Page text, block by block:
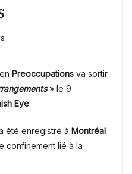
Preoccupations va sortir
» le 9
Eye.
été enregistré à Montréal
confinement lié à la